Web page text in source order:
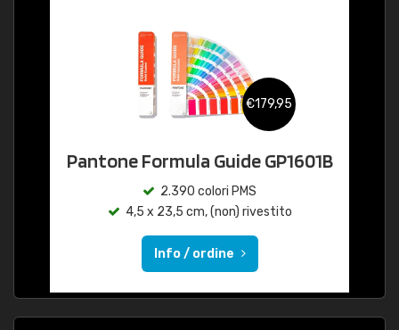
€179,95
Pantone Formula Guide GP1601B
2.390 colori PMS
4,5 x 23,5 cm, (non) rivestito
Info / ordine